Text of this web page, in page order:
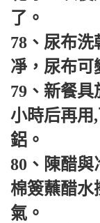
了。
78、尿布
凈，尿布可
79、新餐
小時后再用
鋁。
80、陳醋
棉簽蘸醋水
氣。